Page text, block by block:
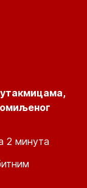
утакмицама,
2 минута